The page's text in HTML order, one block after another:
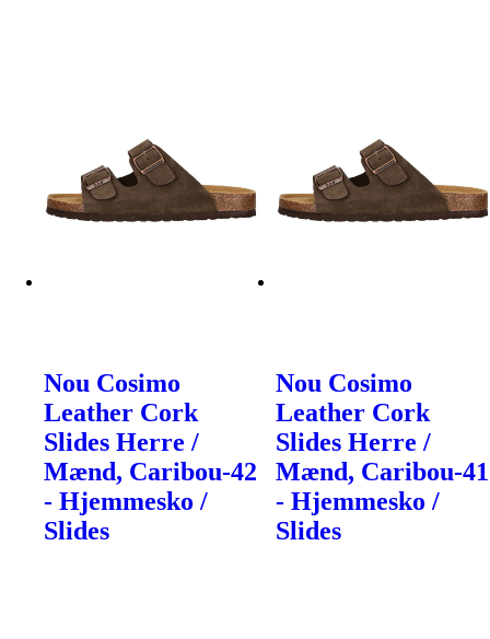
Nou Cosimo
Leather Cork
Slides Herre /
Mænd, Caribou-42
- Hjemmesko /
Slides
Nou Cosimo
Leather Cork
Slides Herre /
Mænd, Caribou-41
- Hjemmesko /
Slides